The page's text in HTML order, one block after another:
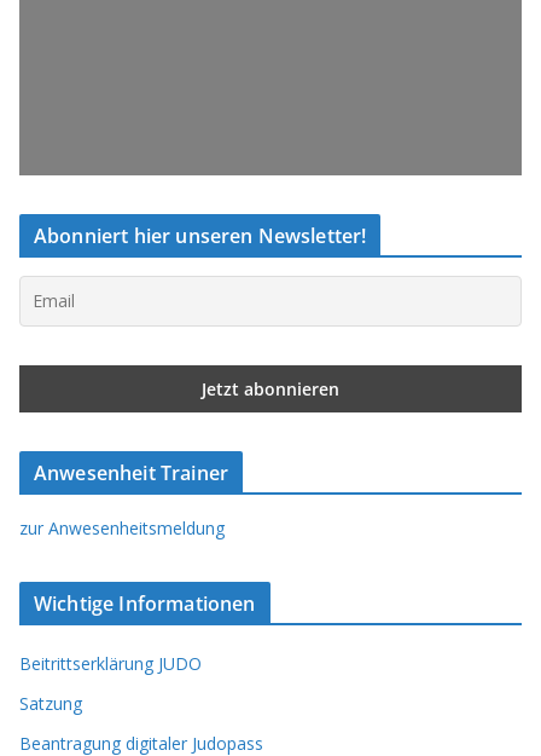
Abonniert hier unseren Newsletter!
Anwesenheit Trainer
zur Anwesenheitsmeldung
Wichtige Informationen
Beitrittserklärung JUDO
Satzung
Beantragung digitaler Judopass